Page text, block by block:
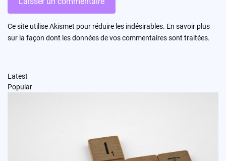
Ce site utilise Akismet pour réduire les indésirables. En savoir plus
sur la façon dont les données de vos commentaires sont traitées.
Latest
Popular